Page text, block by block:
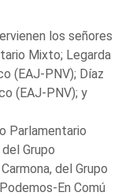
los señores
Mixto; Legarda
(EAJ-PNV); Díaz
(EAJ-PNV); y
Parlamentario
Grupo
del Grupo
En Comú